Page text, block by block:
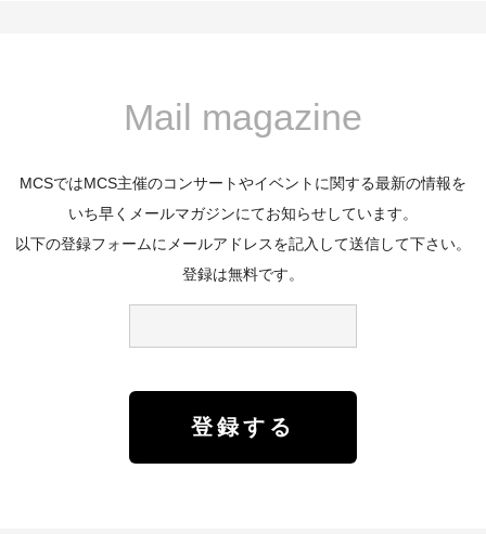
Mail magazine
MCSではMCS主催のコンサートやイベントに関する最新の情報を
いち早くメールマガジンにてお知らせしています。
以下の登録フォームにメールアドレスを記入して送信して下さい。
登録は無料です。